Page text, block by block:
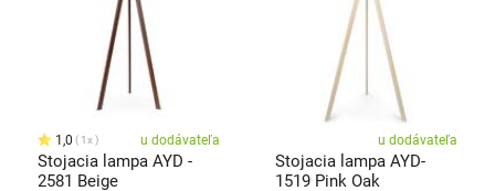
1,0 1x u dodávateľa
Stojacia lampa AYD -
2581 Beige
u dodávateľa
Stojacia lampa AYD-
1519 Pink Oak